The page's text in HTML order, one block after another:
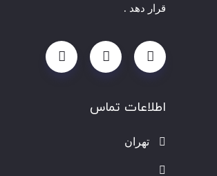
قرار دهد .
اطلاعات تماس
تهران